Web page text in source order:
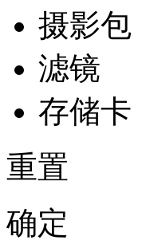
摄影包
滤镜
存储卡
重置
确定